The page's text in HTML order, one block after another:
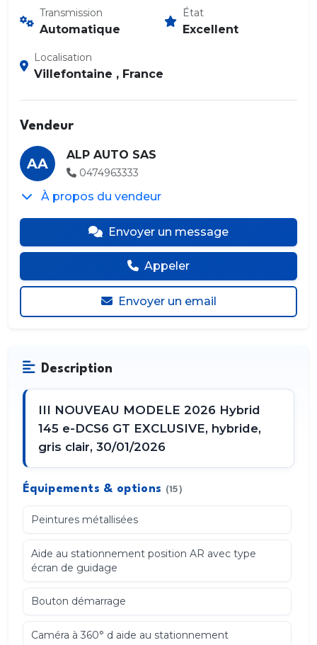
Transmission
Automatique
État
Excellent
Localisation
Villefontaine , France
Vendeur
AA
ALP AUTO SAS
0474963333
À propos du vendeur
Envoyer un message
Appeler
Envoyer un email
Description
III NOUVEAU MODELE 2026 Hybrid
145 e-DCS6 GT EXCLUSIVE, hybride,
gris clair, 30/01/2026
Équipements & options (15)
Peintures métallisées
Aide au stationnement position AR avec type
écran de guidage
Bouton démarrage
Caméra à 360° d aide au stationnement